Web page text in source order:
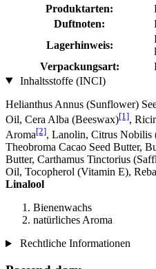
Produktarten:
Duftnoten:
Lagerhinweis:
Verpackungsart:
Inhaltsstoffe (INCI)
Helianthus Annus (Sunflower)
Oil, Cera Alba (Beeswax)[1],
Aroma[2], Lanolin, Citrus Nobilis
Theobroma Cacao Seed Butter,
Butter, Carthamus Tinctorius
Oil, Tocopherol (Vitamin E),
Linalool
Bienenwachs
natürliches Aroma
Rechtliche Informationen